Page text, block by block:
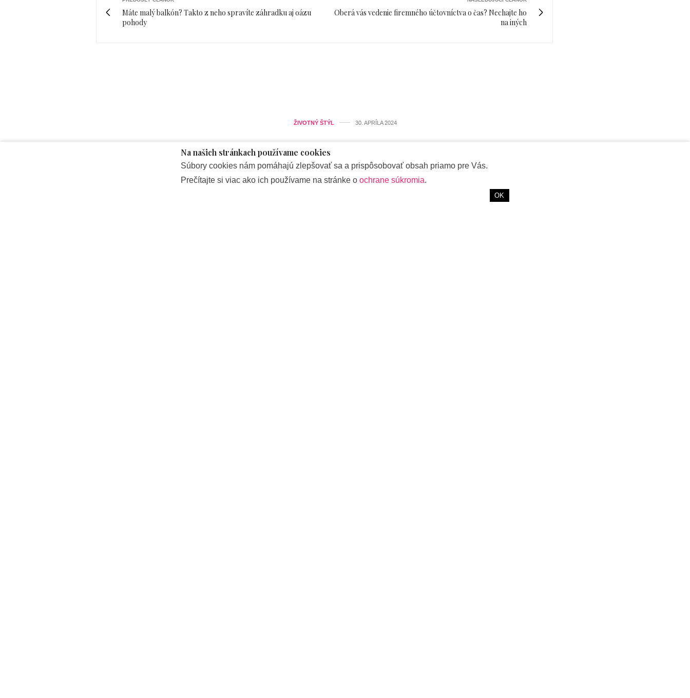
Máte malý balkón? Takto z neho spravíte záhradku aj oázu
pohody
Oberá vás vedenie firemného účtovníctva o čas? Nechajte ho
na iných
ŽIVOTNÝ ŠTÝL 30. APRÍLA 2024
Máte malý balkón? Takto z neho spravíte
záhradku aj oázu pohody
Na našich stránkach používame cookies
Súbory cookies nám pomáhajú zlepšovať sa a prispôsobovať obsah priamo pre Vás.
Prečítajte si viac ako ich používame na stránke o ochrane súkromia.
OK